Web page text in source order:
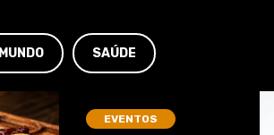
MUNDO SAÚDE
EVENTOS